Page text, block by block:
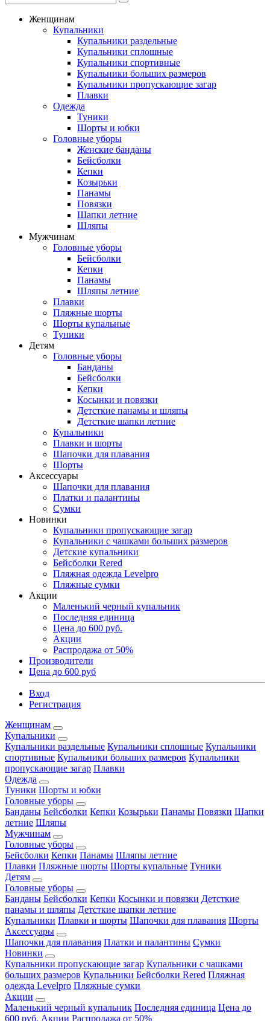
Женщинам
Купальники
Купальники раздельные
Купальники сплошные
Купальники спортивные
Купальники больших размеров
Купальники пропускающие загар
Плавки
Одежда
Туники
Шорты и юбки
Головные уборы
Женские банданы
Бейсболки
Кепки
Козырьки
Панамы
Повязки
Шапки летние
Шляпы
Мужчинам
Головные уборы
Бейсболки
Кепки
Панамы
Шляпы летние
Плавки
Пляжные шорты
Шорты купальные
Туники
Детям
Головные уборы
Банданы
Бейсболки
Кепки
Косынки и повязки
Детсткие панамы и шляпы
Детсткие шапки летние
Купальники
Плавки и шорты
Шапочки для плавания
Шорты
Аксессуары
Шапочки для плавания
Платки и палантины
Сумки
Новинки
Купальники пропускающие загар
Купальники с чашками больших размеров
Детские купальники
Бейсболки Rered
Пляжная одежда Levelpro
Пляжные сумки
Акции
Маленький черный купальник
Последняя единица
Цена до 600 руб.
Акции
Распродажа от 50%
Производители
Цена до 600 руб
Вход
Регистрация
Женщинам
Купальники
Купальники раздельные Купальники сплошные Купальники
спортивные Купальники больших размеров Купальники
пропускающие загар Плавки
Одежда
Туники Шорты и юбки
Головные уборы
Банданы Бейсболки Кепки Козырьки Панамы Повязки Шапки
летние Шляпы
Мужчинам
Головные уборы
Бейсболки Кепки Панамы Шляпы летние
Плавки Пляжные шорты Шорты купальные Туники
Детям
Головные уборы
Банданы Бейсболки Кепки Косынки и повязки Детсткие
панамы и шляпы Детсткие шапки летние
Купальники Плавки и шорты Шапочки для плавания Шорты
Аксессуары
Шапочки для плавания Платки и палантины Сумки
Новинки
Купальники пропускающие загар Купальники с чашками
больших размеров Купальники Бейсболки Rered Пляжная
одежда Levelpro Пляжные сумки
Акции
Маленький черный купальник Последняя единица Цена до
600 руб. Акции Распродажа от 50%